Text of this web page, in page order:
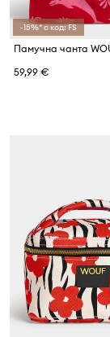
-15%* с код: FS
59,99 €